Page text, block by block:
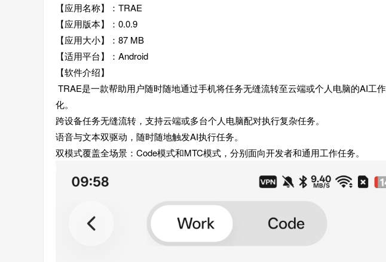
【应用名称】：TRAE
【应用版本】：0.0.9
【应用大小】：87 MB
【适用平台】：Android
【软件介绍】
TRAE是一款帮助用户随时随地通过手机将任务无缝流转至云端或个人电脑的AI工
化。
跨设备任务无缝流转，支持云端或多台个人电脑配对执行复杂任务。
语音与文本双驱动，随时随地触发AI执行任务。
双模式覆盖全场景：Code模式和MTC模式，分别面向开发者和通用工作任务。